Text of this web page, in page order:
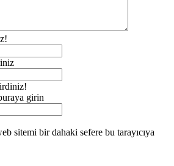
girin
sitemi bir dahaki sefere bu tarayıcıya